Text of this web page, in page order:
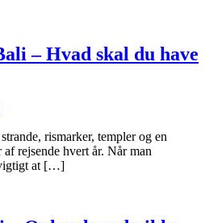
– Hvad skal du have
rismarker, templer og en
rejsende hvert år. Når man
at […]